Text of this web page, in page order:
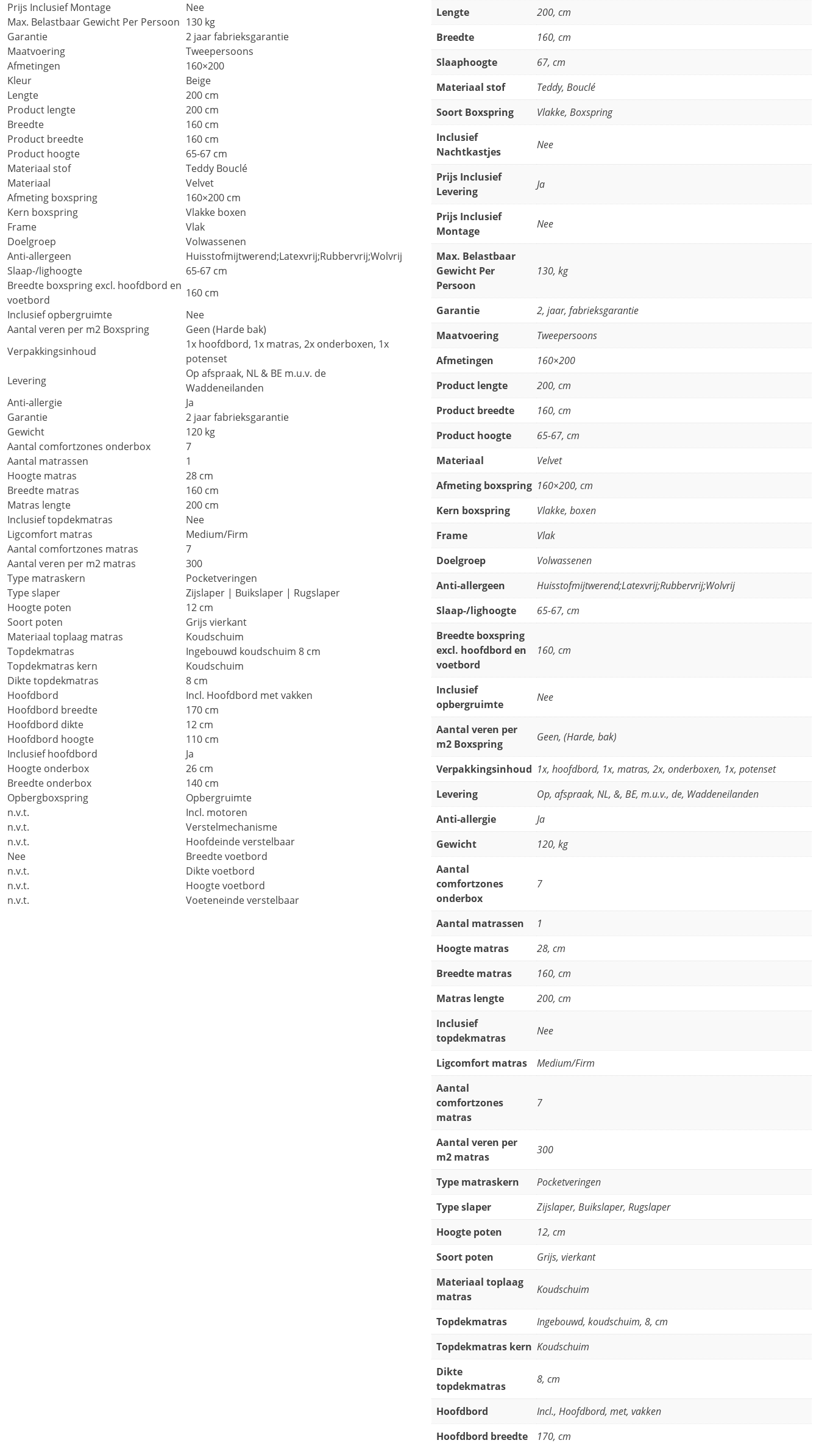
Prijs Inclusief Montage
Nee
Max. Belastbaar Gewicht Per Persoon 130 kg
Garantie
2 jaar fabrieksgarantie
Maatvoering
Tweepersoons
Afmetingen
160×200
Kleur
Beige
Lengte
200 cm
Product lengte
200 cm
Breedte
160 cm
Product breedte
160 cm
Product hoogte
65-67 cm
Materiaal stof
Teddy Bouclé
Materiaal
Velvet
Afmeting boxspring
160×200 cm
Kern boxspring
Vlakke boxen
Frame
Vlak
Doelgroep
Volwassenen
Anti-allergeen
Huisstofmijtwerend;Latexvrij;Rubbervrij;Wolvrij
Slaap-/lighoogte
65-67 cm
Breedte boxspring excl. hoofdbord en
voetbord
160 cm
Inclusief opbergruimte
Nee
Aantal veren per m2 Boxspring
Geen (Harde bak)
Verpakkingsinhoud
1x hoofdbord, 1x matras, 2x onderboxen, 1x
potenset
Levering
Op afspraak, NL & BE m.u.v. de
Waddeneilanden
Anti-allergie
Ja
Garantie
2 jaar fabrieksgarantie
Gewicht
120 kg
Aantal comfortzones onderbox
7
Aantal matrassen
1
Hoogte matras
28 cm
Breedte matras
160 cm
Matras lengte
200 cm
Inclusief topdekmatras
Nee
Ligcomfort matras
Medium/Firm
Aantal comfortzones matras
7
Aantal veren per m2 matras
300
Type matraskern
Pocketveringen
Type slaper
Zijslaper | Buikslaper | Rugslaper
Hoogte poten
12 cm
Soort poten
Grijs vierkant
Materiaal toplaag matras
Koudschuim
Topdekmatras
Ingebouwd koudschuim 8 cm
Topdekmatras kern
Koudschuim
Dikte topdekmatras
8 cm
Hoofdbord
Incl. Hoofdbord met vakken
Hoofdbord breedte
170 cm
Hoofdbord dikte
12 cm
Hoofdbord hoogte
110 cm
Inclusief hoofdbord
Ja
Hoogte onderbox
26 cm
Breedte onderbox
140 cm
Opbergboxspring
Opbergruimte
n.v.t.
Incl. motoren
n.v.t.
Verstelmechanisme
n.v.t.
Hoofdeinde verstelbaar
Nee
Breedte voetbord
n.v.t.
Dikte voetbord
n.v.t.
Hoogte voetbord
n.v.t.
Voeteneinde verstelbaar
Lengte
200, cm
Breedte
160, cm
Slaaphoogte
67, cm
Materiaal stof
Teddy, Bouclé
Soort Boxspring
Vlakke, Boxspring
Inclusief
Nachtkastjes
Nee
Prijs Inclusief
Levering
Ja
Prijs Inclusief
Montage
Nee
Max. Belastbaar
Gewicht Per
Persoon
130, kg
Garantie
2, jaar, fabrieksgarantie
Maatvoering
Tweepersoons
Afmetingen
160×200
Product lengte
200, cm
Product breedte
160, cm
Product hoogte
65-67, cm
Materiaal
Velvet
Afmeting boxspring 160×200, cm
Kern boxspring
Vlakke, boxen
Frame
Vlak
Doelgroep
Volwassenen
Anti-allergeen
Huisstofmijtwerend;Latexvrij;Rubbervrij;Wolvrij
Slaap-/lighoogte
65-67, cm
Breedte boxspring
excl. hoofdbord en
voetbord
160, cm
Inclusief
opbergruimte
Nee
Aantal veren per
m2 Boxspring
Geen, (Harde, bak)
Verpakkingsinhoud 1x, hoofdbord, 1x, matras, 2x, onderboxen, 1x, potenset
Levering
Op, afspraak, NL, &, BE, m.u.v., de, Waddeneilanden
Anti-allergie
Ja
Gewicht
120, kg
Aantal
comfortzones
onderbox
7
Aantal matrassen
1
Hoogte matras
28, cm
Breedte matras
160, cm
Matras lengte
200, cm
Inclusief
topdekmatras
Nee
Ligcomfort matras
Medium/Firm
Aantal
comfortzones
matras
7
Aantal veren per
m2 matras
300
Type matraskern
Pocketveringen
Type slaper
Zijslaper, Buikslaper, Rugslaper
Hoogte poten
12, cm
Soort poten
Grijs, vierkant
Materiaal toplaag
matras
Koudschuim
Topdekmatras
Ingebouwd, koudschuim, 8, cm
Topdekmatras kern Koudschuim
Dikte
topdekmatras
8, cm
Hoofdbord
Incl., Hoofdbord, met, vakken
Hoofdbord breedte
170, cm